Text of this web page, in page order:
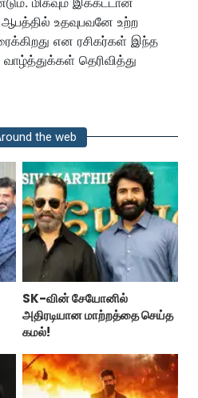
உதவுபவனே உற்ற
என ரசிகர்கள் இந்த
தெரிவித்து
the web
SK-வின் சேயோனில்
அதிரடியான மாற்றத்தை செய்த
கமல்!